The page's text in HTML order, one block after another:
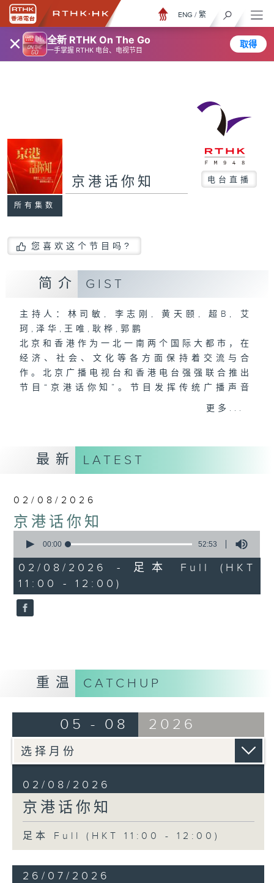
× 全新 RTHK On The Go
一手掌握 RTHK 电台、电视节目
取得
ENG / 繁
所有集数
京港话你知 电台直播
您喜欢这个节目吗?
简介 GIST
主持人：林司敏, 李志刚, 黄天颐, 超B, 艾
珂,泽华,王唯,耿桦,郭鹏
北京和香港作为一北一南两个国际大都市，在
经济、社会、文化等各方面保持着交流与合
作。北京广播电视台和香港电台强强联合推出
节目“京港话你知”。节目发挥传统广播声音
的优势，打造一个融媒体的潮流文化杂志式节
更多...
最新 LATEST
02/08/2026
京港话你知
seconds
52
minutes,
53
seconds
00:00 52:53
02/08/2026 - 足本 Full (HKT
11:00 - 12:00)
重温 CATCHUP
05 - 08 2026
02/08/2026
京港话你知
足本 Full (HKT 11:00 - 12:00)
26/07/2026